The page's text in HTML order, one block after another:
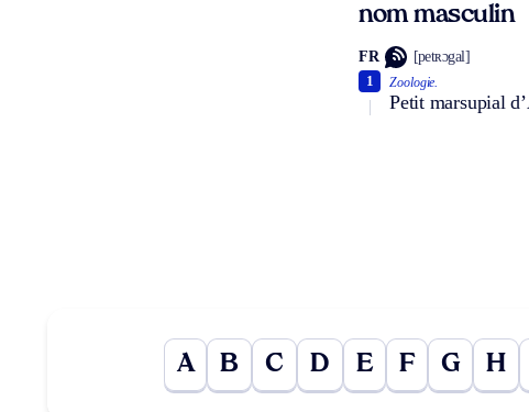
nom masculin
FR [petʀɔgal]
Zoologie.
Petit marsupial
1
A B C D E F G H